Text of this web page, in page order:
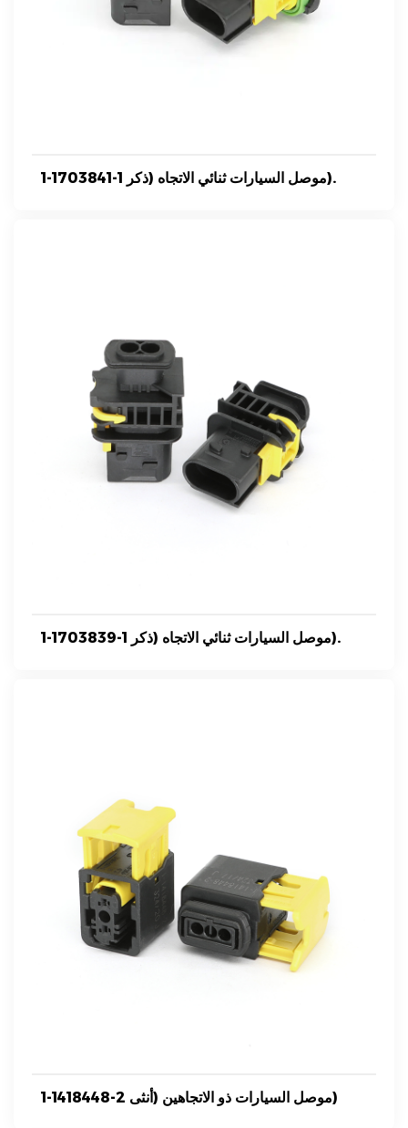
1-1703841-1 موصل السيارات ثنائي الاتجاه (ذكر).
1-1703839-1 موصل السيارات ثنائي الاتجاه (ذكر).
1-1418448-2 موصل السيارات ذو الاتجاهين (أنثى)